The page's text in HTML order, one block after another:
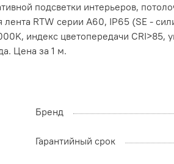
подсветки интерьеров,
RTW серии A60, IP65 (SE -
индекс цветопередачи CRI>85,
Цена за 1 м.
Бренд
Гарантийный срок